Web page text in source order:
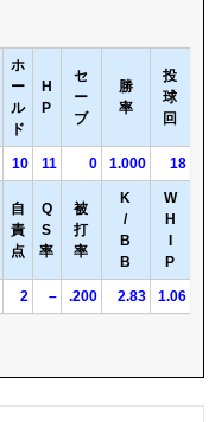
ホ
ー
ル
ド
H
P
セ
ー
ブ
勝
率
投
球
回
10 11 0 1.000 18
自
責
点
Q
S
率
被
打
率
K
/
B
B
W
H
P
2 – .200 2.83 1.06